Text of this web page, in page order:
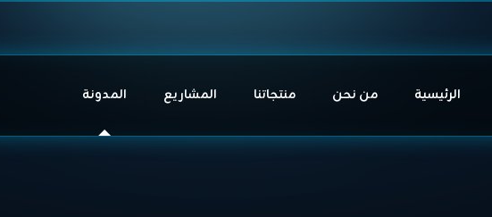
الرئيسية من نحن منتجاتنا المشاريع المدونة